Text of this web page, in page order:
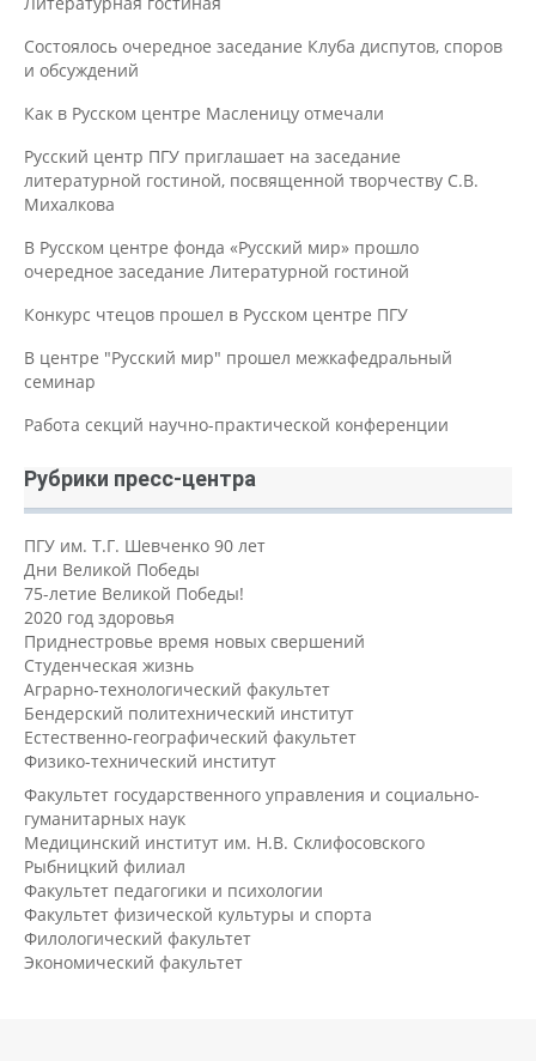
Состоялось очередное заседание Клуба диспутов, споров
и обсуждений
Как в Русском центре Масленицу отмечали
Русский центр ПГУ приглашает на заседание
литературной гостиной, посвященной творчеству С.В.
Михалкова
В Русском центре фонда «Русский мир» прошло
очередное заседание Литературной гостиной
Конкурс чтецов прошел в Русском центре ПГУ
В центре "Русский мир" прошел межкафедральный
семинар
Работа секций научно-практической конференции
Рубрики пресс-центра
ПГУ им. Т.Г. Шевченко 90 лет
Дни Великой Победы
75-летие Великой Победы!
2020 год здоровья
Приднестровье время новых свершений
Студенческая жизнь
Аграрно-технологический факультет
Бендерский политехнический институт
Естественно-географический факультет
Физико-технический институт
Факультет государственного управления и социально-
гуманитарных наук
Медицинский институт им. Н.В. Склифосовского
Рыбницкий филиал
Факультет педагогики и психологии
Факультет физической культуры и спорта
Филологический факультет
Экономический факультет